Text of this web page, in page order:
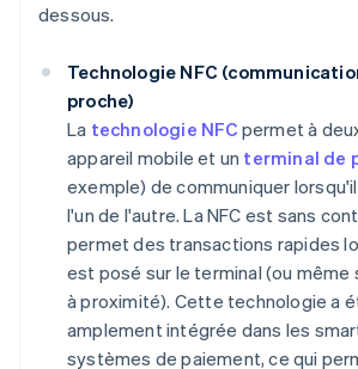
dessous.
Technologie NFC
proche)
La technologie NFC permet à
appareil mobile et un terminal de
exemple) de communiquer
l'un de l'autre. La NFC est sans
permet des transactions rapides
est posé sur le terminal (ou
à proximité). Cette technologie a
amplement intégrée dans les
systèmes de paiement, ce qui